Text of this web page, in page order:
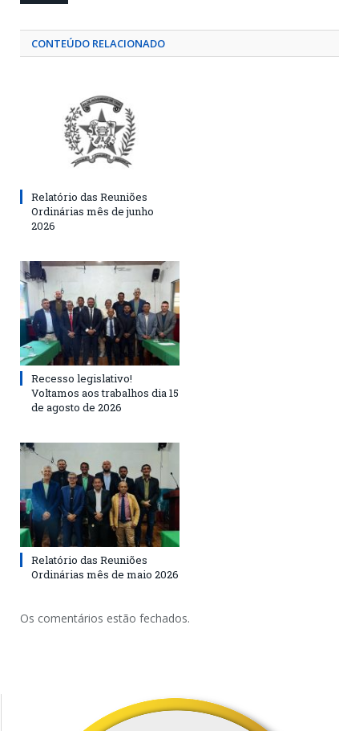
CONTEÚDO RELACIONADO
Relatório das Reuniões
Ordinárias mês de junho
2026
Recesso legislativo!
Voltamos aos trabalhos dia 15
de agosto de 2026
Relatório das Reuniões
Ordinárias mês de maio 2026
Os comentários estão fechados.